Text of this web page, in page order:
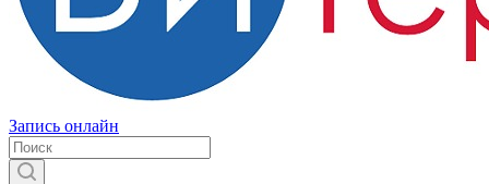
Запись онлайн